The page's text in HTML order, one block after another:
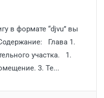
в формате “djvu” вы
Глава 1.
участка. 1.
3. Те...